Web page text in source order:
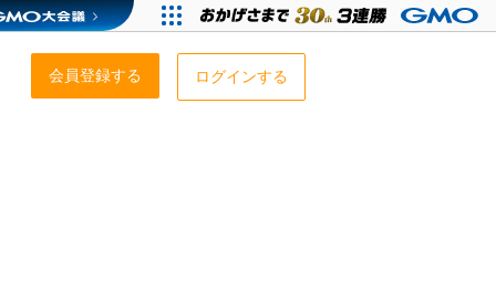
会員登録する ログインする